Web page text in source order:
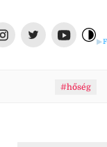
#hőség